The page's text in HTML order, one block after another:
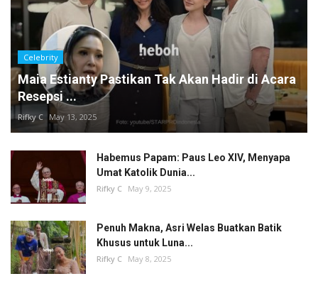
Celebrity
Maia Estianty Pastikan Tak Akan Hadir di Acara
Resepsi ...
Rifky C May 13, 2025
Habemus Papam: Paus Leo XIV, Menyapa
Umat Katolik Dunia...
Rifky C May 9, 2025
Penuh Makna, Asri Welas Buatkan Batik
Khusus untuk Luna...
Rifky C May 8, 2025